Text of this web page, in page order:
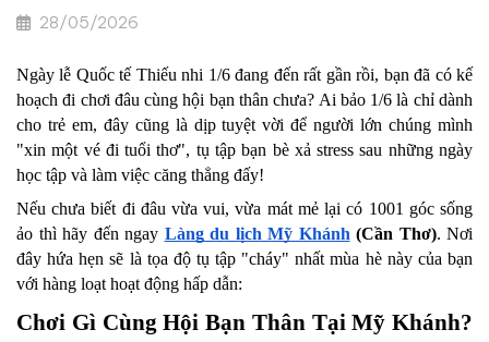
28/05/2026
Ngày lễ Quốc tế Thiếu nhi 1/6 đang đến rất gần rồi, bạn đã có kế
hoạch đi chơi đâu cùng hội bạn thân chưa? Ai bảo 1/6 là chỉ dành
cho trẻ em, đây cũng là dịp tuyệt vời để người lớn chúng mình
"xin một vé đi tuổi thơ", tụ tập bạn bè xả stress sau những ngày
học tập và làm việc căng thẳng đấy!
Nếu chưa biết đi đâu vừa vui, vừa mát mẻ lại có 1001 góc sống
ảo thì hãy đến ngay Làng du lịch Mỹ Khánh (Cần Thơ). Nơi
đây hứa hẹn sẽ là tọa độ tụ tập "cháy" nhất mùa hè này của bạn
với hàng loạt hoạt động hấp dẫn:
Chơi Gì Cùng Hội Bạn Thân Tại Mỹ Khánh?